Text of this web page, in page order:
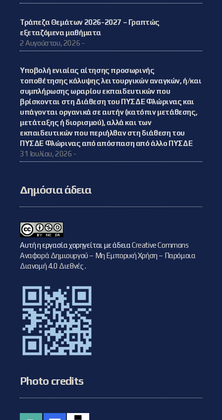
Τράπεζα Θεμάτων 2026-2027 – Γραπτώς
εξεταζόμενα μαθήματα
2 Αυγούστου, 2026 -
Υποβολή ενιαίας αίτησης προσωρινής
τοποθέτησης κάλυψης λειτουργικών αναγκών, ή/και
συμπλήρωσης ωραρίου εκπαιδευτικών που
βρίσκονται στη Διάθεση του ΠΥΣΔΕ Φλώρινας και
υπάγονται οργανικά σε αυτήν (κατόπιν μετάθεσης,
μετάταξης ή διορισμού), αλλά και των
εκπαιδευτικών που περιήλθαν στη διάθεση του
ΠΥΣΔΕ Φλώρινας από απόσπαση από άλλο ΠΥΣΔΕ
31 Ιουλίου, 2026 -
Δημόσια άδεια
Αυτή η εργασία χορηγείται με άδειαCreative Commons
Αναφορά Δημιουργού – Μη Εμπορική Χρήση – Παρόμοια
Διανομή 4.0 Διεθνές.
Photo credits